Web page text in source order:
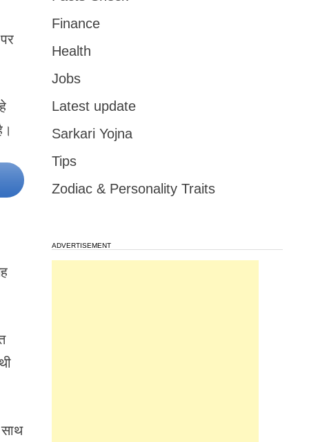
Finance
Health
Jobs
Latest update
Sarkari Yojna
Tips
Zodiac & Personality Traits
ADVERTISEMENT